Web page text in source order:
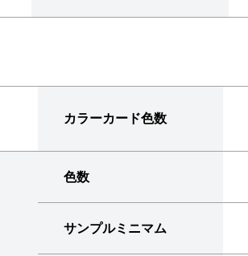
カラーカード色数
色数
サンプルミニマム